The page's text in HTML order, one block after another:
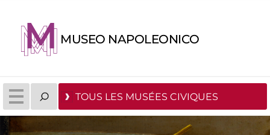
MUSEO NAPOLEONICO
TOUS LES MUSÉES CIVIQUES